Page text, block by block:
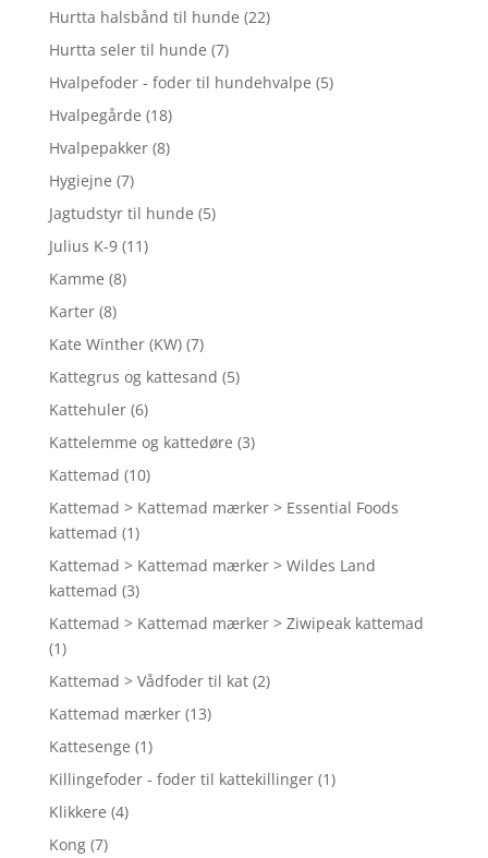
Hurtta halsbånd til hunde (22)
Hurtta seler til hunde (7)
Hvalpefoder - foder til hundehvalpe (5)
Hvalpegårde (18)
Hvalpepakker (8)
Hygiejne (7)
Jagtudstyr til hunde (5)
Julius K-9 (11)
Kamme (8)
Karter (8)
Kate Winther (KW) (7)
Kattegrus og kattesand (5)
Kattehuler (6)
Kattelemme og kattedøre (3)
Kattemad (10)
Kattemad > Kattemad mærker > Essential Foods
kattemad (1)
Kattemad > Kattemad mærker > Wildes Land
kattemad (3)
Kattemad > Kattemad mærker > Ziwipeak kattemad
(1)
Kattemad > Vådfoder til kat (2)
Kattemad mærker (13)
Kattesenge (1)
Killingefoder - foder til kattekillinger (1)
Klikkere (4)
Kong (7)